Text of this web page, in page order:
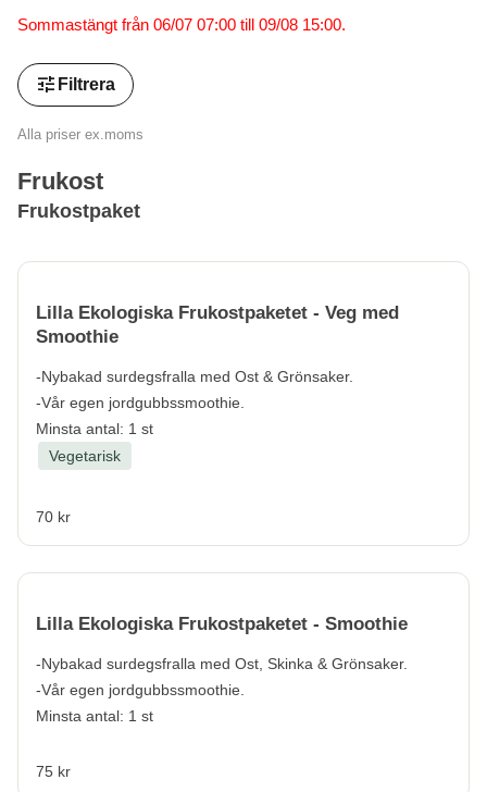
Sommastängt från 06/07 07:00 till 09/08 15:00.
tune Filtrera
Alla priser ex.moms
Frukost
Frukostpaket
Lilla Ekologiska Frukostpaketet - Veg med
Smoothie
-Nybakad surdegsfralla med Ost & Grönsaker.
-Vår egen jordgubbssmoothie.
Minsta antal: 1 st
Vegetarisk
70 kr
Lilla Ekologiska Frukostpaketet - Smoothie
-Nybakad surdegsfralla med Ost, Skinka & Grönsaker.
-Vår egen jordgubbssmoothie.
Minsta antal: 1 st
75 kr